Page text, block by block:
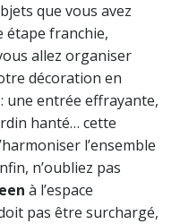
que vous avez
étape franchie,
allez organiser
décoration en
une entrée effrayante,
hanté… cette
l’ensemble
n’oubliez pas
à l’espace
pas être surchargé,